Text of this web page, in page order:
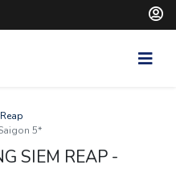
5*
SIEM REAP -